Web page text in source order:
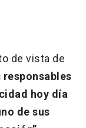
de vista de
hoy día
de sus